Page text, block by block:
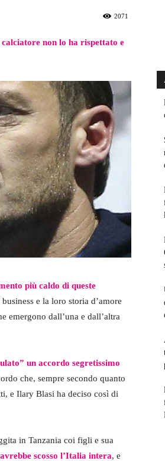
2071
non lo ha rispettato e
più caldo di queste
e la loro storia d’amore
emergono dall’una e dall’altra
un accordo segretissimo
che, sempre secondo quanto
e Ilary Blasi ha deciso così di
in Tanzania coi figli e sua
scosso l’Italia intera, e